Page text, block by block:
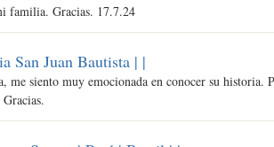
familia. Gracias. 17.7.24
San Juan Bautista | |
me siento muy emocionada en conocer su historia.